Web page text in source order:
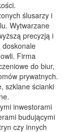
ślusarzy i
Wytwarzane
precyzją i
doskonale
Firma
do biur,
prywatnych.
szklane ścianki
inwestorami
budującymi
czy innych